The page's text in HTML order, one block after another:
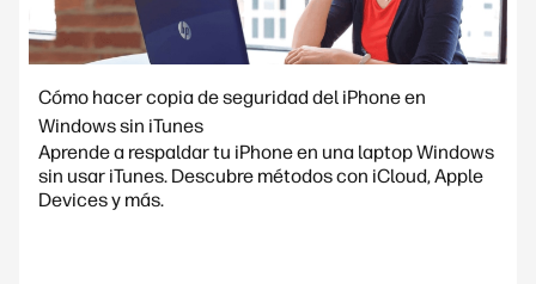
Cómo hacer copia de seguridad del iPhone en
Windows sin iTunes
Aprende a respaldar tu iPhone en una laptop Windows
sin usar iTunes. Descubre métodos con iCloud, Apple
Devices y más.